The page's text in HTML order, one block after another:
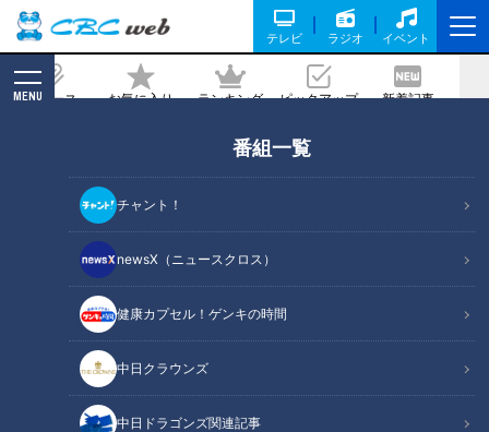
テレビ ラジオ イベント
ニュース お気に入り ランキング ピックアップ 新着記事
MENU
番組一覧
チャント！
newsX（ニュースクロス）
健康カプセル！ゲンキの時間
中日クラウンズ
中日ドラゴンズ関連記事
ソフトボール日本代表を支えるトヨタ自
動車の３選手に中村アナが迫る！【アジ
ア大会 愛知・名古屋】
2026/06/09 11:30
2026年5月19日放送